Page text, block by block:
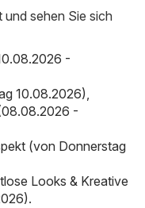
sehen Sie sich
-
10.08.2026),
-
(von Donnerstag
Looks & Kreative
.